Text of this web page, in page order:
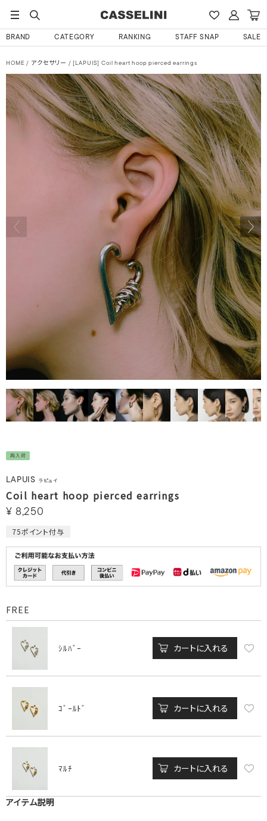
BRAND CATEGORY RANKING STAFF SNAP SALE
HOME アクセサリー [LAPUIS] Coil heart hoop pierced earrings
再入荷
LAPUIS ラピュイ
Coil heart hoop pierced earrings
¥ 8,250
75ポイント付与
FREE
ｼﾙﾊﾞｰ カートに入れる
ｺﾞｰﾙﾄﾞ カートに入れる
ﾏﾙﾁ カートに入れる
アイテム説明